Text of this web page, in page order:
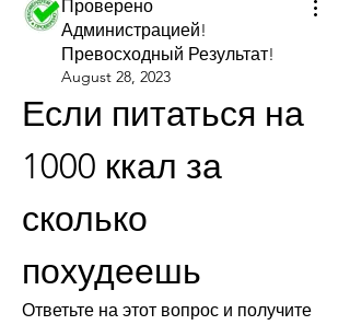
Проверено
Администрацией!
Превосходный Результат!
August 28, 2023
Если питаться на
1000 ккал за
сколько
похудеешь
Ответьте на этот вопрос и получите